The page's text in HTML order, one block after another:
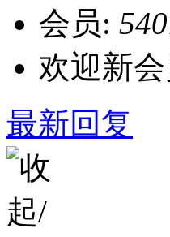
会员:
欢迎新
最新回复